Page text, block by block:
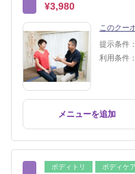
¥3,980
このクー
提示条件：
利用条件：
メニューを追加
ボディトリ ボディケア